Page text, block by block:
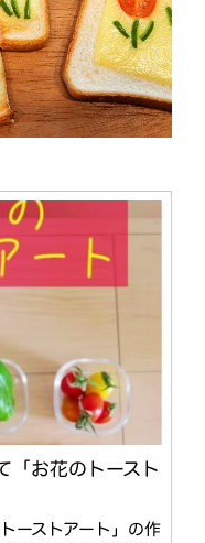
「お花のトースト
ーストアート」の作